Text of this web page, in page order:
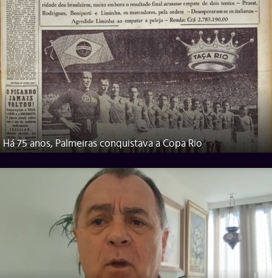
Há 75 anos, Palmeiras conquistava a Copa Rio